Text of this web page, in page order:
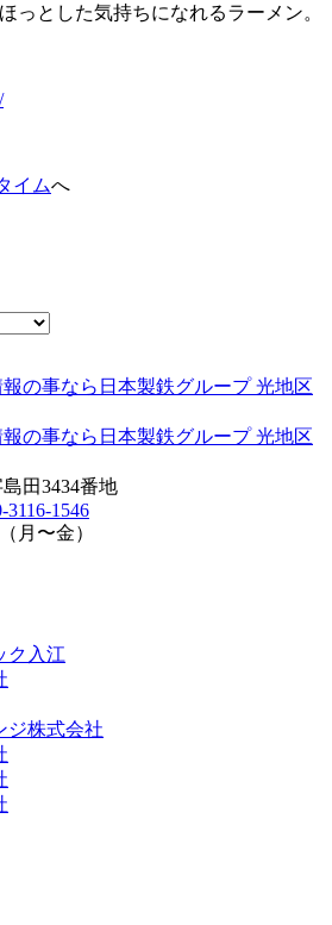
っとした気持ちになれるラーメン。
イムへ
田3434番地
3116-1546
月〜金）
ク入江
ジ株式会社